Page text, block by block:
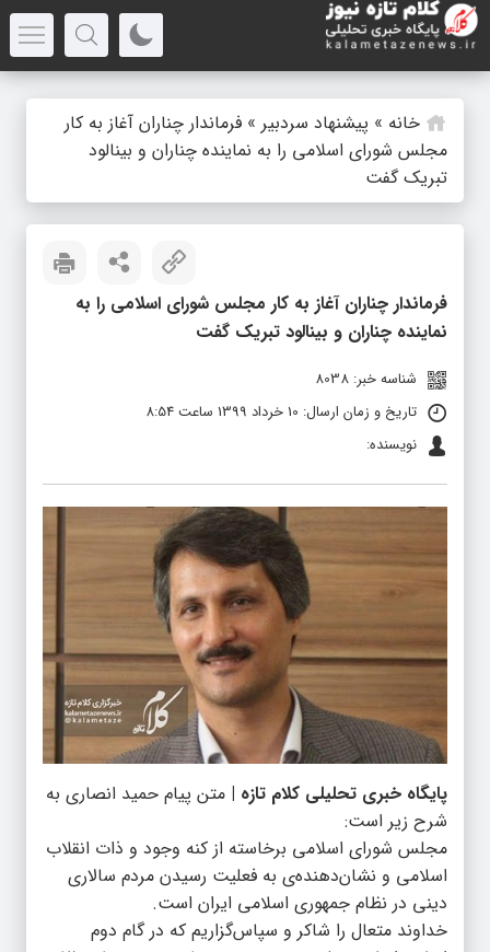
خانه » پیشنهاد سردبیر » فرماندار چناران آغاز به کار
مجلس شورای اسلامی را به نماینده چناران و بینالود
تبریک گفت
فرماندار چناران آغاز به کار مجلس شورای اسلامی را به
نماینده چناران و بینالود تبریک گفت
شناسه خبر: 8038
تاریخ و زمان ارسال: 10 خرداد 1399 ساعت 8:54
نویسنده:
پایگاه خبری تحلیلی کلام تازه | متن پیام حمید انصاری به
شرح زیر است:
مجلس شورای اسلامی برخاسته از کنه وجود و ذات انقلاب
اسلامی و نشان‌دهنده‌ی به فعلیت رسیدن مردم‌ سالاری
دینی در نظام جمهوری اسلامی ایران است.
خداوند متعال را شاکر و سپاس‌گزاریم که در گام دوم